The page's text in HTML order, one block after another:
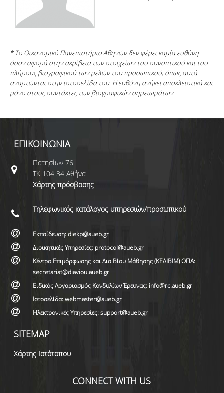
* Το Οικονομικό Πανεπιστήμιο Αθηνών δεν φέρει καμία ευθύνη
όσον αφορά στην ακρίβεια των στοιχείων του συνοπτικού και του
πλήρους βιογραφικού των μελών του προσωπικού, όπως αυτά
αναρτώνται στην ιστοσελίδα του. Η ευθύνη ανήκει αποκλειστικά και
μόνο στους συντάκτες των βιογραφικών σημειωμάτων.
ΕΠΙΚΟΙΝΩΝΙΑ
Πατησίων 76
ΤΚ 104 34 Αθήνα
Χάρτης πρόσβασης
Τηλεφωνικός κατάλογος υπηρεσιών/προσωπικού
Εκπαίδευση: diekp@aueb.gr
Διοικητικές Υπηρεσίες: protocol@aueb.gr
Κέντρο Επιμόρφωσης και Δια Βίου Μάθησης (ΚΕΔΙΒΙΜ) ΟΠΑ:
secretariat@diaviou.aueb.gr
Ειδικός Λογαριασμός Κονδυλίων Έρευνας: info@rc.aueb.gr
Ιστοσελίδα: webmaster@aueb.gr
Ηλεκτρονικές Υπηρεσίες: support@aueb.gr
SITEMAP
Χάρτης Ιστότοπου
CONNECT WITH US